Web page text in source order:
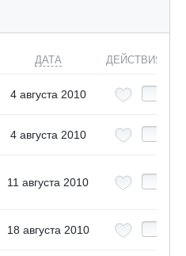
ДАТА ДЕЙСТВИЯ
4 августа 2010
4 августа 2010
11 августа 2010
18 августа 2010